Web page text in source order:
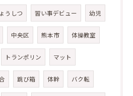
うしつ 習い事デビュー 幼児
中央区 熊本市 体操教室
トランポリン マット
跳び箱 体幹 バク転